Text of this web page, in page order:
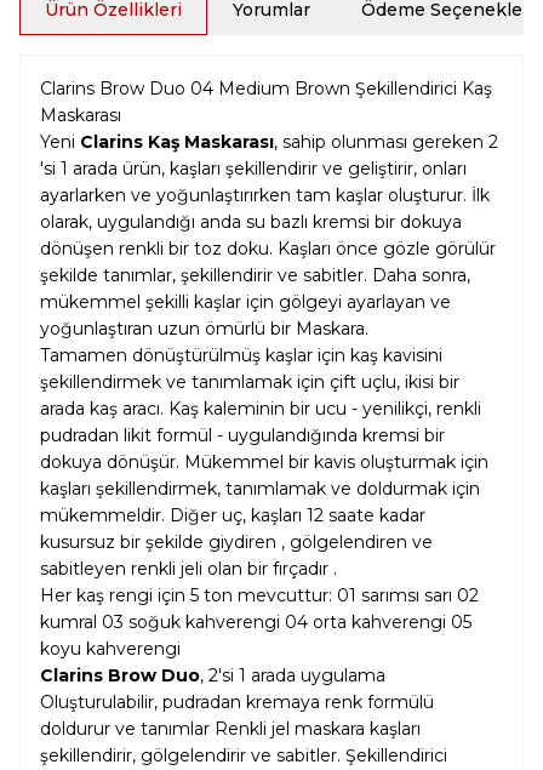
Ürün Özellikleri Yorumlar Ödeme Seçenekleri
Clarins Brow Duo 04 Medium Brown Şekillendirici Kaş
Maskarası
Yeni Clarins Kaş Maskarası, sahip olunması gereken 2
'si 1 arada ürün, kaşları şekillendirir ve geliştirir, onları
ayarlarken ve yoğunlaştırırken tam kaşlar oluşturur. İlk
olarak, uygulandığı anda su bazlı kremsi bir dokuya
dönüşen renkli bir toz doku. Kaşları önce gözle görülür
şekilde tanımlar, şekillendirir ve sabitler. Daha sonra,
mükemmel şekilli kaşlar için gölgeyi ayarlayan ve
yoğunlaştıran uzun ömürlü bir Maskara.
Tamamen dönüştürülmüş kaşlar için kaş kavisini
şekillendirmek ve tanımlamak için çift uçlu, ikisi bir
arada kaş aracı. Kaş kaleminin bir ucu - yenilikçi, renkli
pudradan likit formül - uygulandığında kremsi bir
dokuya dönüşür. Mükemmel bir kavis oluşturmak için
kaşları şekillendirmek, tanımlamak ve doldurmak için
mükemmeldir. Diğer uç, kaşları 12 saate kadar
kusursuz bir şekilde giydiren , gölgelendiren ve
sabitleyen renkli jeli olan bir fırçadır .
Her kaş rengi için 5 ton mevcuttur: 01 sarımsı sarı 02
kumral 03 soğuk kahverengi 04 orta kahverengi 05
koyu kahverengi
Clarins Brow Duo, 2'si 1 arada uygulama
Oluşturulabilir, pudradan kremaya renk formülü
doldurur ve tanımlar Renkli jel maskara kaşları
şekillendirir, gölgelendirir ve sabitler. Şekillendirici